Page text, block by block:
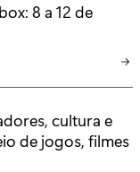
8 a 12 de
cultura e
de jogos, filmes